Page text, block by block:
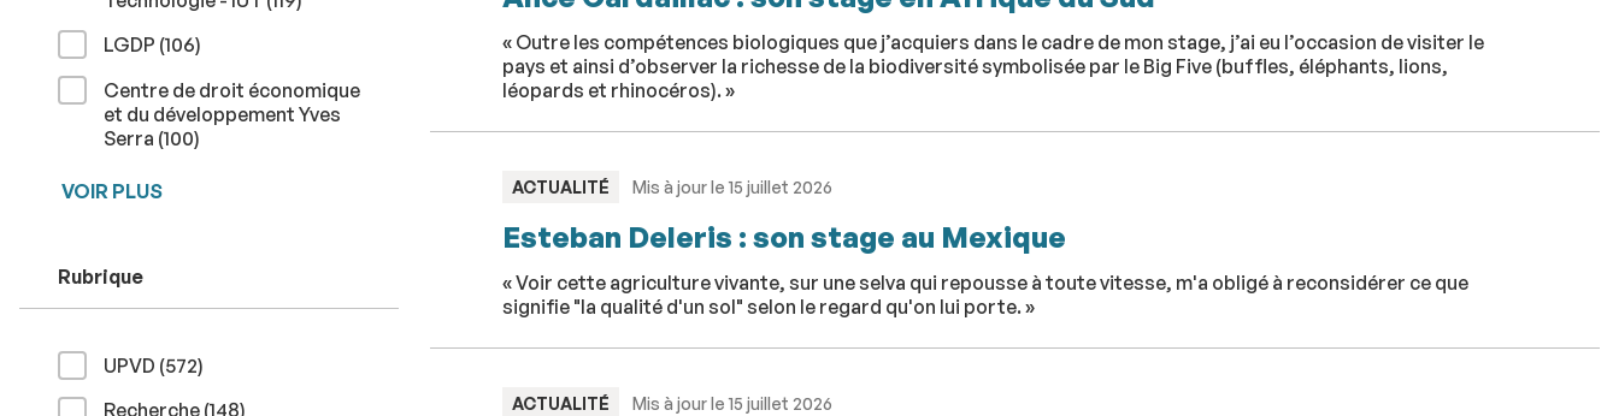
LGDP (106résultats
)
Centre de droit économique
et du développement Yves
Serra (100résultats
)
VOIR PLUS
Rubrique
UPVD (572résultats
)
Recherche (148résultats
)
« Outre les compétences biologiques que j’acquiers dans le cadre de mon stage, j’ai eu l’occasion de visiter le
pays et ainsi d’observer la richesse de la biodiversité symbolisée par le Big Five (buffles, éléphants, lions,
léopards et rhinocéros). »
TYPE
ACTUALITÉ Mis à jour le 15 juillet 2026
Esteban Deleris : son stage au Mexique
« Voir cette agriculture vivante, sur une selva qui repousse à toute vitesse, m'a obligé à reconsidérer ce que
signifie "la qualité d'un sol" selon le regard qu'on lui porte. »
TYPE
ACTUALITÉ Mis à jour le 15 juillet 2026